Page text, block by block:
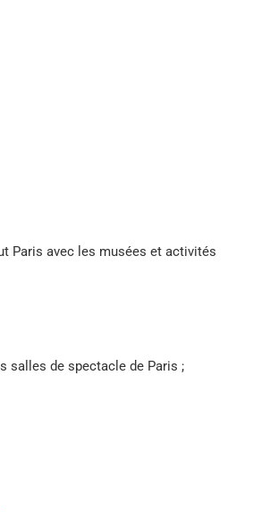
Paris avec les musées et activités
salles de spectacle de Paris ;